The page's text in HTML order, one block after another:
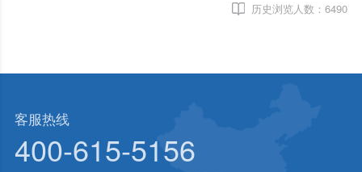
历史浏览人数： 6490
客服热线
400-615-5156